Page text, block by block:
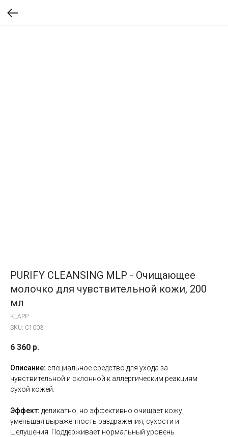
PURIFY CLEANSING MLP - Очищающее
молочко для чувствительной кожи, 200
мл
KLAPP
SKU: C1003
6 360 р.
Описание: специальное средство для ухода за
чувствительной и склонной к аллергическим реакциям
сухой кожей.
Эффект: деликатно, но эффективно очищает кожу,
уменьшая выраженность раздражения, сухости и
шелушения. Поддерживает нормальный уровень